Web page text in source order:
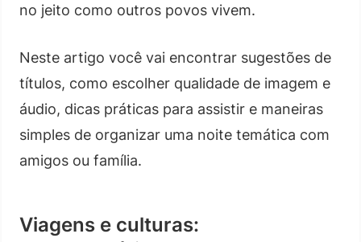
no jeito como outros povos vivem.
Neste artigo você vai encontrar sugestões de
títulos, como escolher qualidade de imagem e
áudio, dicas práticas para assistir e maneiras
simples de organizar uma noite temática com
amigos ou família.
Viagens e culturas: